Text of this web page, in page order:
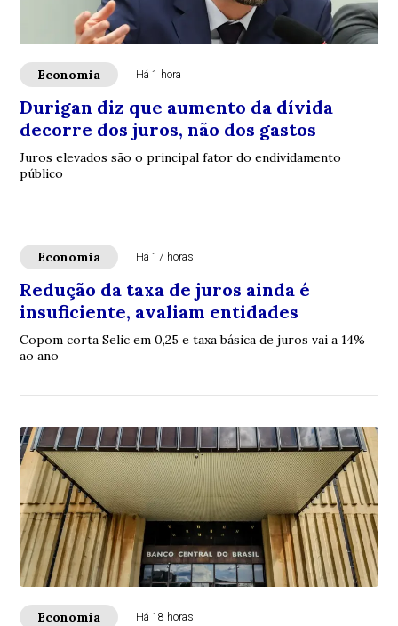
Economia Há 1 hora
Durigan diz que aumento da dívida
decorre dos juros, não dos gastos
Juros elevados são o principal fator do endividamento
público
Economia Há 17 horas
Redução da taxa de juros ainda é
insuficiente, avaliam entidades
Copom corta Selic em 0,25 e taxa básica de juros vai a 14%
ao ano
Economia Há 18 horas